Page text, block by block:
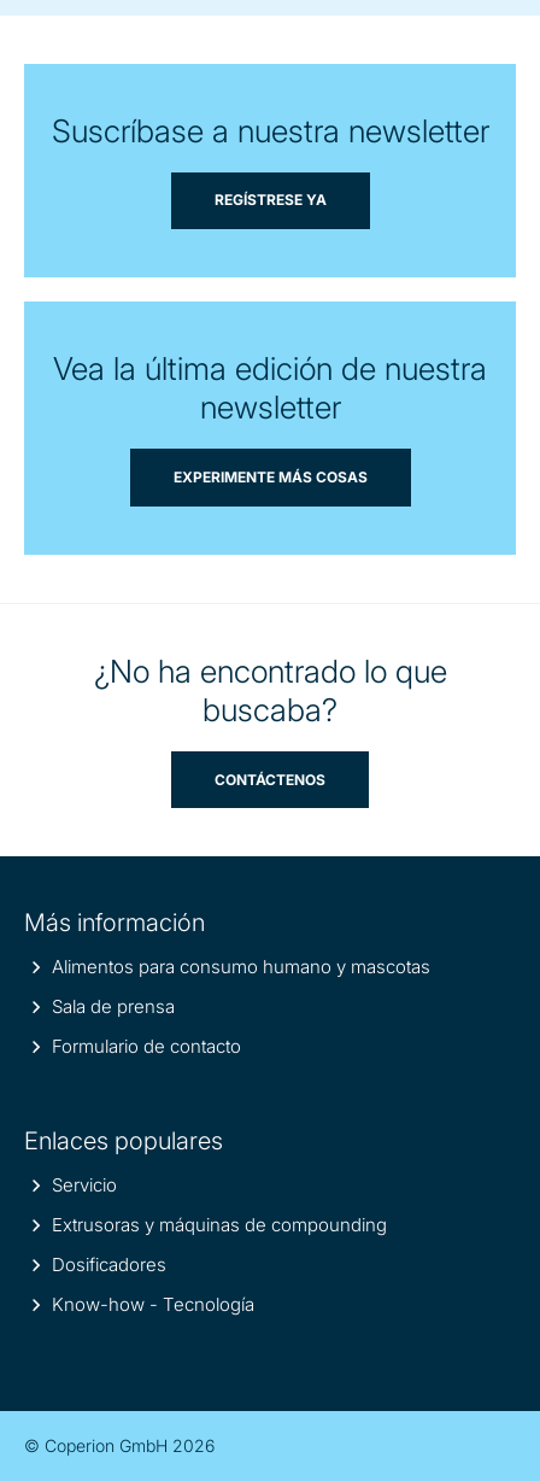
Suscríbase a nuestra newsletter
REGÍSTRESE YA
Vea la última edición de nuestra
newsletter
EXPERIMENTE MÁS COSAS
¿No ha encontrado lo que
buscaba?
CONTÁCTENOS
information
Más información
Alimentos para consumo humano y mascotas
Sala de prensa
Formulario de contacto
Enlaces populares
Servicio
Extrusoras y máquinas de compounding
Dosificadores
Know-how - Tecnología
© Coperion GmbH 2026